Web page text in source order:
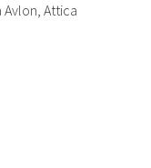
Avlon, Attica